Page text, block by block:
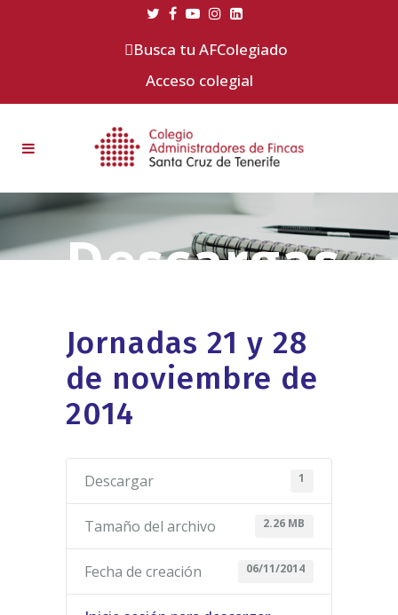
Busca tu AFColegiado
Acceso colegial
Jornadas 21 y 28
de noviembre de
2014
Descargar 1
Tamaño del archivo 2.26 MB
Fecha de creación 06/11/2014